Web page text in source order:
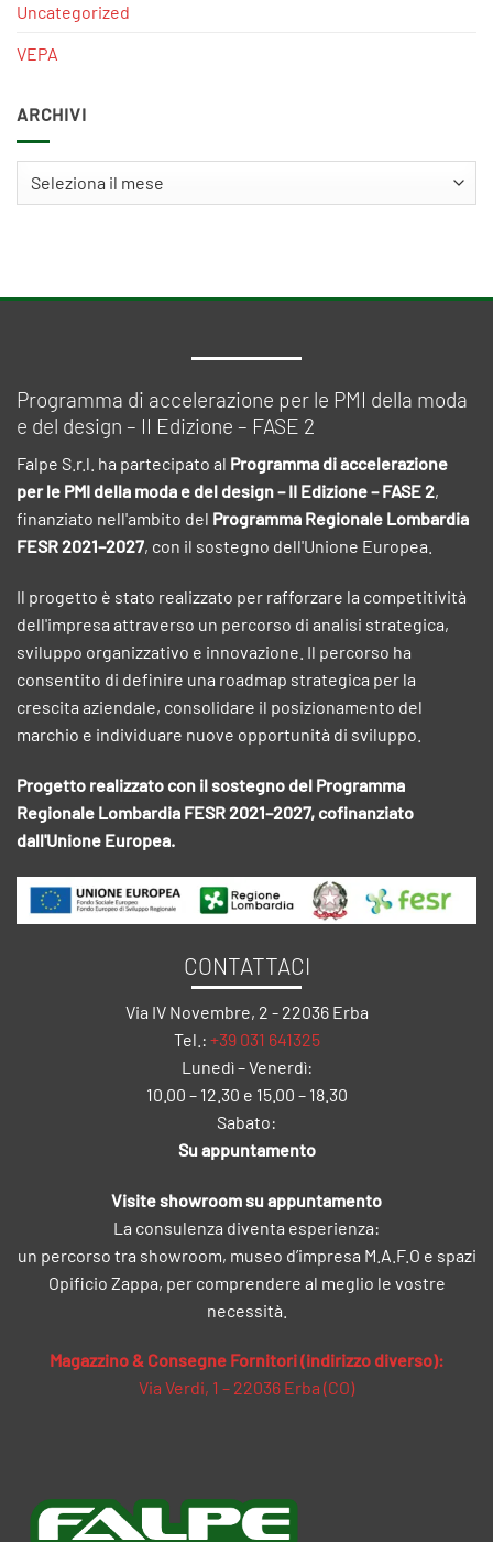
Uncategorized
VEPA
ARCHIVI
Programma di accelerazione per le PMI della moda
e del design – II Edizione – FASE 2
Falpe S.r.l. ha partecipato al Programma di accelerazione
per le PMI della moda e del design – II Edizione – FASE 2,
finanziato nell'ambito del Programma Regionale Lombardia
FESR 2021–2027, con il sostegno dell'Unione Europea.
Il progetto è stato realizzato per rafforzare la competitività
dell'impresa attraverso un percorso di analisi strategica,
sviluppo organizzativo e innovazione. Il percorso ha
consentito di definire una roadmap strategica per la
crescita aziendale, consolidare il posizionamento del
marchio e individuare nuove opportunità di sviluppo.
Progetto realizzato con il sostegno del Programma
Regionale Lombardia FESR 2021–2027, cofinanziato
dall'Unione Europea.
CONTATTACI
Via IV Novembre, 2 - 22036 Erba
Tel.: +39 031 641325
Lunedì – Venerdì:
10.00 – 12.30 e 15.00 – 18.30
Sabato:
Su appuntamento
Visite showroom su appuntamento
La consulenza diventa esperienza:
un percorso tra showroom, museo d’impresa M.A.F.O e spazi
Opificio Zappa, per comprendere al meglio le vostre
necessità.
Magazzino & Consegne Fornitori (indirizzo diverso):
Via Verdi, 1 – 22036 Erba (CO)